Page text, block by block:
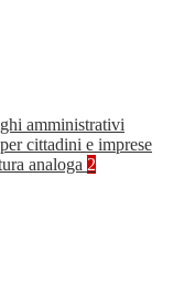
amministrativi
cittadini e imprese
analoga 2